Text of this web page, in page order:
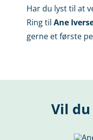
Har du lyst til at
Ring til Ane
gerne et første
Vil